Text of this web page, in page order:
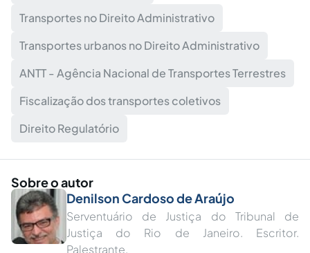
Transportes no Direito Administrativo
Transportes urbanos no Direito Administrativo
ANTT - Agência Nacional de Transportes Terrestres
Fiscalização dos transportes coletivos
Direito Regulatório
Sobre o autor
Denilson Cardoso de Araújo
Serventuário de Justiça do Tribunal de
Justiça do Rio de Janeiro. Escritor.
Palestrante.